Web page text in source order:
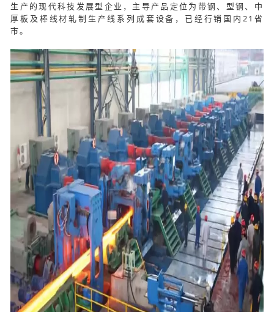
生产的现代科技发展型企业，主导产品定位为带钢、型钢、中
厚板及棒线材轧制生产线系列成套设备，已经行销国内21省
市。